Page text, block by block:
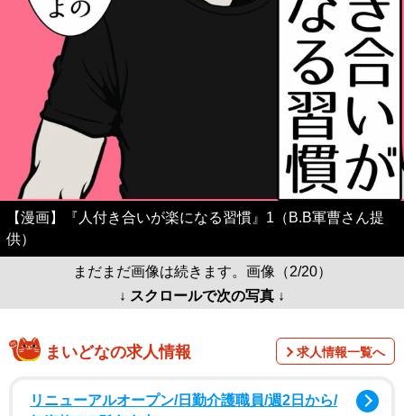
【漫画】『人付き合いが楽になる習慣』1（B.B軍曹さん提
供）
まだまだ画像は続きます。画像（2/20）
↓ スクロールで次の写真 ↓
まいどなの求人情報 求人情報一覧へ
リニューアルオープン/日勤介護職員/週2日から/